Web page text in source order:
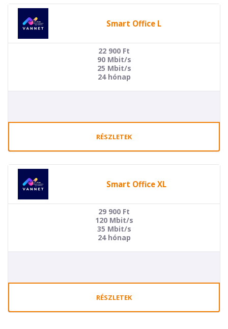
Smart Office L
22 900 Ft
90 Mbit/s
25 Mbit/s
24 hónap
RÉSZLETEK
Smart Office XL
29 900 Ft
120 Mbit/s
35 Mbit/s
24 hónap
RÉSZLETEK